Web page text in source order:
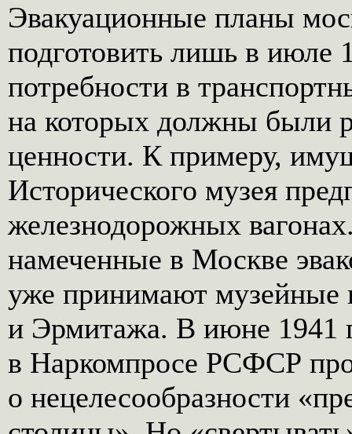
Эвакуационные планы
подготовить лишь в июле
потребности в
на которых должны были
ценности. К примеру,
Исторического музея
железнодорожных
намеченные в Москве
уже принимают музейные
и Эрмитажа. В июне 1941
в Наркомпросе РСФСР
о нецелесообразности